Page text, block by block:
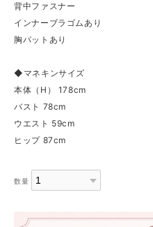
背中ファスナー
インナーブラゴムあり
胸パットあり
◆マネキンサイズ
本体（H） 178cm
バスト 78cm
ウエスト 59cm
ヒップ 87cm
数量